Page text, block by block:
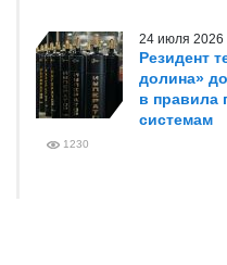
24 июля 2026
Резидент
долина»
в правила
системам
1230